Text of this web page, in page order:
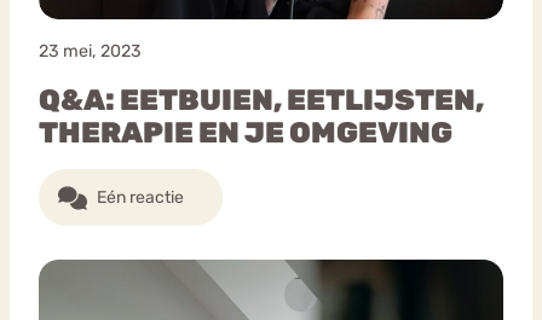
23 mei, 2023
Q&A: EETBUIEN, EETLIJSTEN,
THERAPIE EN JE OMGEVING
Eén reactie